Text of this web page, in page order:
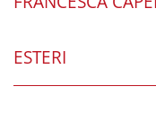
ESTERI